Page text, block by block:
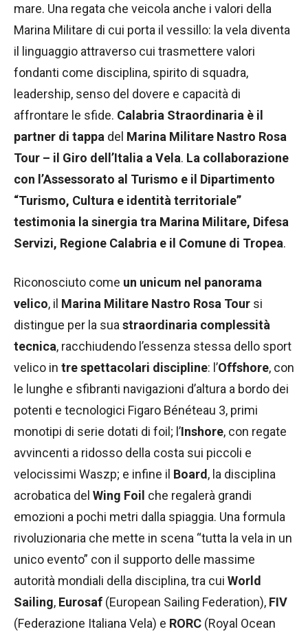
mare. Una regata che veicola anche i valori della
Marina Militare di cui porta il vessillo: la vela diventa
il linguaggio attraverso cui trasmettere valori
fondanti come disciplina, spirito di squadra,
leadership, senso del dovere e capacità di
affrontare le sfide. Calabria Straordinaria è il
partner di tappa del Marina Militare Nastro Rosa
Tour – il Giro dell’Italia a Vela. La collaborazione
con l’Assessorato al Turismo e il Dipartimento
“Turismo, Cultura e identità territoriale”
testimonia la sinergia tra Marina Militare, Difesa
Servizi, Regione Calabria e il Comune di Tropea.
Riconosciuto come un unicum nel panorama
velico, il Marina Militare Nastro Rosa Tour si
distingue per la sua straordinaria complessità
tecnica, racchiudendo l’essenza stessa dello sport
velico in tre spettacolari discipline: l’Offshore, con
le lunghe e sfibranti navigazioni d’altura a bordo dei
potenti e tecnologici Figaro Bénéteau 3, primi
monotipi di serie dotati di foil; l’Inshore, con regate
avvincenti a ridosso della costa sui piccoli e
velocissimi Waszp; e infine il Board , la disciplina
acrobatica del Wing Foil che regalerà grandi
emozioni a pochi metri dalla spiaggia. Una formula
rivoluzionaria che mette in scena “tutta la vela in un
unico evento” con il supporto delle massime
autorità mondiali della disciplina, tra cui World
Sailing, Eurosaf (European Sailing Federation), FIV
(Federazione Italiana Vela) e RORC (Royal Ocean